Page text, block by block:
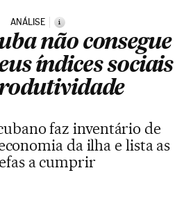
ANÁLISE i
não consegue
índices sociais
faz inventário de
da ilha e lista as
a cumprir